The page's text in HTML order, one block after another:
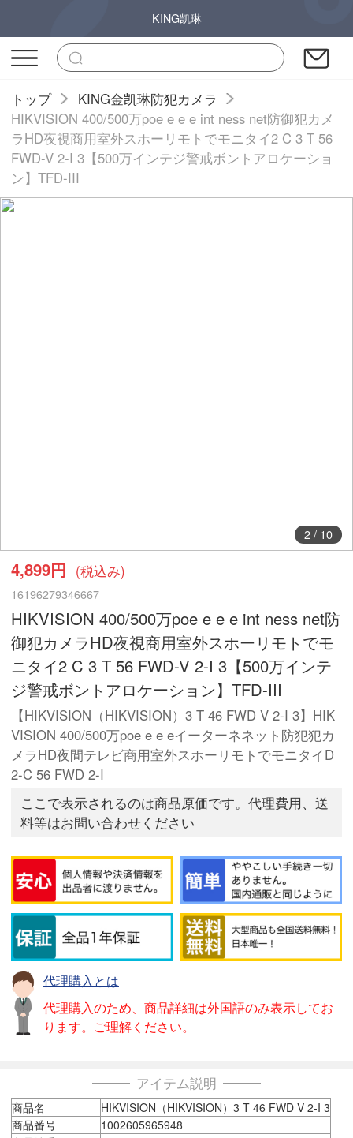
KING凯琳
トップ
KING金凯琳防犯カメラ
HIKVISION 400/500万poe e e e int ness net防御犯カメ
ラHD夜視商用室外スホーリモトでモニタイ2 C 3 T 56
FWD-V 2-I 3【500万インテジ警戒ボントアロケーショ
ン】TFD-III
2/ 10
4,899円 (税込み)
16196279346667
HIKVISION 400/500万poe e e e int ness net防
御犯カメラHD夜視商用室外スホーリモトでモ
ニタイ2 C 3 T 56 FWD-V 2-I 3【500万インテ
ジ警戒ボントアロケーション】TFD-III
【HIKVISION（HIKVISION）3 T 46 FWD V 2-I 3】HIK
VISION 400/500万poe e e eイーターネネット防犯犯カ
メラHD夜間テレビ商用室外スホーリモトでモニタイD
2-C 56 FWD 2-I
ここで表示されるのは商品原価です。代理費用、送
料等はお問い合わせください
代理購入とは
代理購入のため、商品詳細は外国語のみ表示してお
ります。ご理解ください。
アイテム説明
商品名
HIKVISION（HIKVISION）3 T 46 FWD V 2-I 3
商品番号
1002605965948